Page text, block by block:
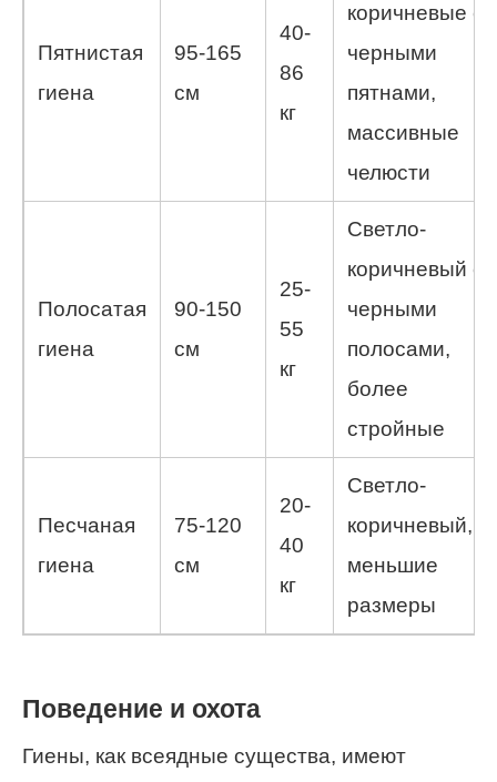
Пятнистая
гиена
95-165
см
40-
86
кг
коричневые с
черными
пятнами,
массивные
челюсти
Полосатая
гиена
90-150
см
25-
55
кг
Светло-
коричневый с
черными
полосами,
более
стройные
Песчаная
гиена
75-120
см
20-
40
кг
Светло-
коричневый,
меньшие
размеры
Поведение и охота
Гиены, как всеядные существа, имеют